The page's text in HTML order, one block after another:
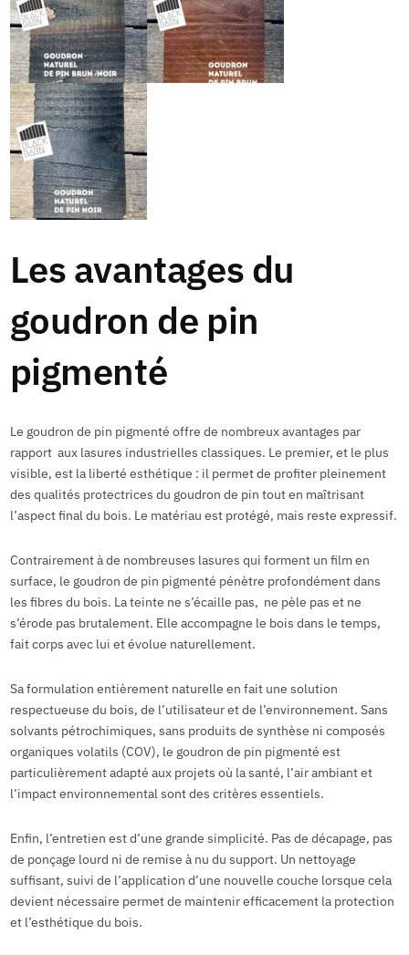
Les avantages du
goudron de pin
pigmenté
Le goudron de pin pigmenté offre de nombreux avantages par
rapport aux lasures industrielles classiques. Le premier, et le plus
visible, est la liberté esthétique : il permet de profiter pleinement
des qualités protectrices du goudron de pin tout en maîtrisant
l’aspect final du bois. Le matériau est protégé, mais reste expressif.
Contrairement à de nombreuses lasures qui forment un film en
surface, le goudron de pin pigmenté pénètre profondément dans
les fibres du bois. La teinte ne s’écaille pas, ne pèle pas et ne
s’érode pas brutalement. Elle accompagne le bois dans le temps,
fait corps avec lui et évolue naturellement.
Sa formulation entièrement naturelle en fait une solution
respectueuse du bois, de l’utilisateur et de l’environnement. Sans
solvants pétrochimiques, sans produits de synthèse ni composés
organiques volatils (COV), le goudron de pin pigmenté est
particulièrement adapté aux projets où la santé, l’air ambiant et
l’impact environnemental sont des critères essentiels.
Enfin, l’entretien est d’une grande simplicité. Pas de décapage, pas
de ponçage lourd ni de remise à nu du support. Un nettoyage
suffisant, suivi de l’application d’une nouvelle couche lorsque cela
devient nécessaire permet de maintenir efficacement la protection
et l’esthétique du bois.